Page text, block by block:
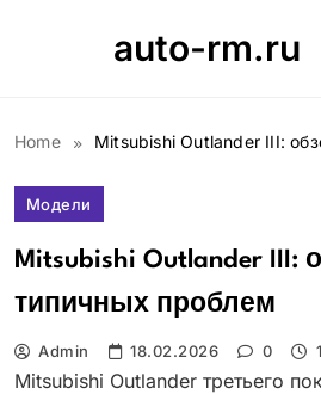
auto-rm.ru
Home Mitsubishi Outlander III:
Модели
Mitsubishi Outlander III:
типичных проблем
Admin 18.02.2026 0
Mitsubishi Outlander третьего